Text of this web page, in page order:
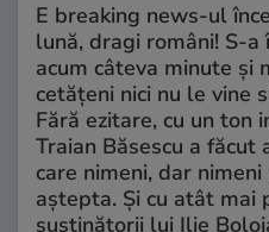
E breaking news-ul
lună, dragi români! S-
acum câteva minute și
cetățeni nici nu le vine
Fără ezitare, cu un ton
Traian Băsescu a făcut
care nimeni, dar nimeni
aștepta. Și cu atât mai
susținătorii lui Ilie